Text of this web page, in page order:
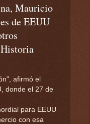
Mauricio
de EEUU
afirmó el
donde el 27 de
para EEUU
con esa